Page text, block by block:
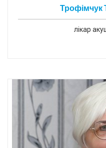
Трофімчук
лікар